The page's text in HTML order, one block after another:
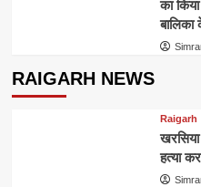
का
RAIGARH NEWS
Raigarh
खरसिया
हत्या